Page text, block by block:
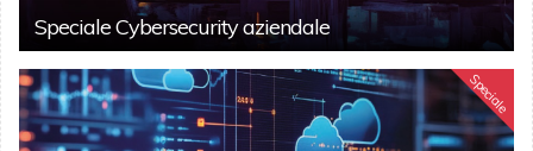
Speciale Cybersecurity aziendale
Speciale